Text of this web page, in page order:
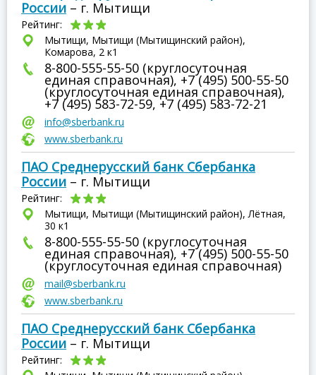
России – г. Мытищи
Рейтинг:
Мытищи, Мытищи (Мытищинский район),
Комарова, 2 к1
8-800-555-55-50 (круглосуточная
единая справочная), +7 (495) 500-55-50
(круглосуточная единая справочная),
+7 (495) 583-72-59, +7 (495) 583-72-21
info@sberbank.ru
www.sberbank.ru
ПАО Среднерусский банк Сбербанка
России – г. Мытищи
Рейтинг:
Мытищи, Мытищи (Мытищинский район), Лётная,
30 к1
8-800-555-55-50 (круглосуточная
единая справочная), +7 (495) 500-55-50
(круглосуточная единая справочная)
mail@sberbank.ru
www.sberbank.ru
ПАО Среднерусский банк Сбербанка
России – г. Мытищи
Рейтинг: